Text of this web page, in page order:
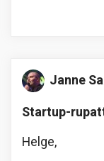
Janne
Startup-
Helge,